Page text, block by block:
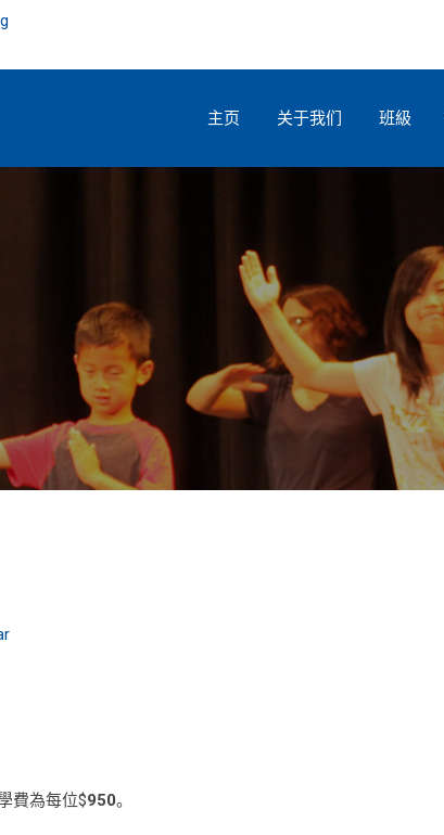
主页 关于我们 班級
費為每位$950。